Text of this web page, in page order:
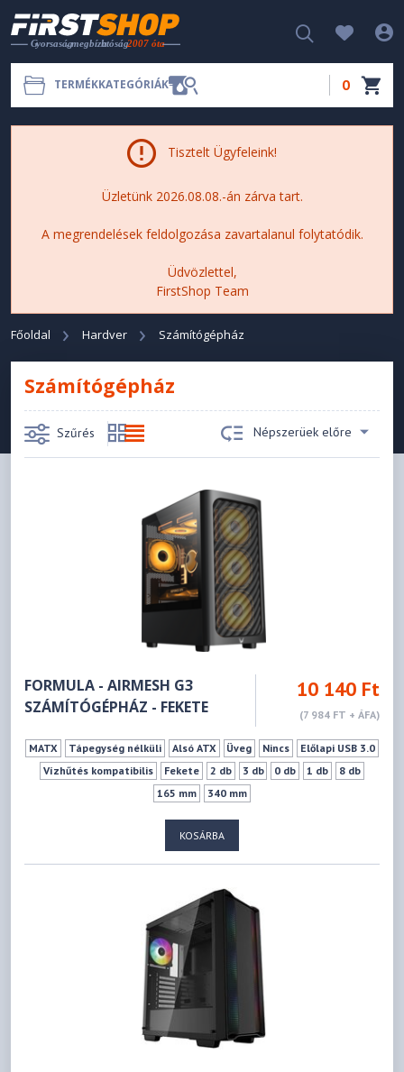
TERMÉKKATEGÓRIÁK 0
Tisztelt Ügyfeleink!
Üzletünk 2026.08.08.-án zárva tart.
A megrendelések feldolgozása zavartalanul folytatódik.
Üdvözlettel,
FirstShop Team
Főoldal Hardver Számítógépház
Számítógépház
Szűrés Népszerüek előre
FORMULA - AIRMESH G3
SZÁMÍTÓGÉPHÁZ - FEKETE
10 140 Ft
(7 984 FT + ÁFA)
MATX Tápegység nélküli Alsó ATX Üveg Nincs
Előlapi USB 3.0
Vízhűtés kompatibilis
Fekete 2 db 3 db 0 db 1 db
8 db
165 mm
340 mm
KOSÁRBA